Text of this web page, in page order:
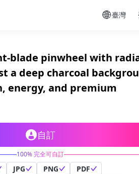
臺灣
blade pinwheel with
a deep charcoal
energy, and premium
自訂
100% 完全可自訂
JPG PNG
PDF